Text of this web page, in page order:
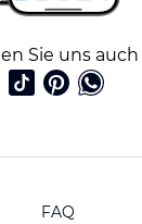
Sie uns auch
FAQ